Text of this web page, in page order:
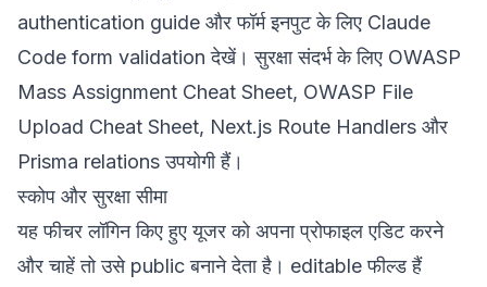
authentication guide और फॉर्म इनपुट के लिए Claude
Code form validation देखें। सुरक्षा संदर्भ के लिए OWASP
Mass Assignment Cheat Sheet, OWASP File
Upload Cheat Sheet, Next.js Route Handlers और
Prisma relationsउपयोगी हैं।
स्कोप और सुरक्षा सीमा
यह फीचर लॉगिन किए हुए यूजर को अपना प्रोफाइल एडिट करने
और चाहें तो उसे public बनाने देता है। editable फील्ड हैं